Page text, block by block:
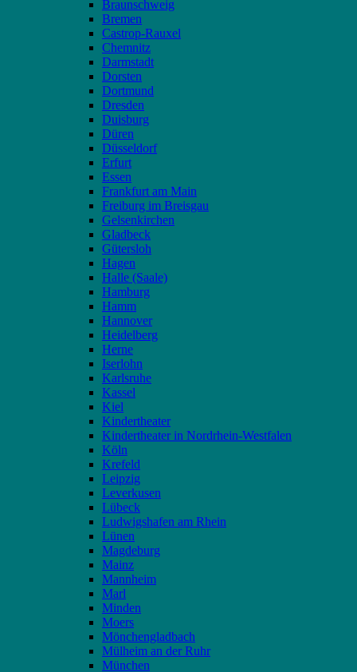
Braunschweig
Bremen
Castrop-Rauxel
Chemnitz
Darmstadt
Dorsten
Dortmund
Dresden
Duisburg
Düren
Düsseldorf
Erfurt
Essen
Frankfurt am Main
Freiburg im Breisgau
Gelsenkirchen
Gladbeck
Gütersloh
Hagen
Halle (Saale)
Hamburg
Hamm
Hannover
Heidelberg
Herne
Iserlohn
Karlsruhe
Kassel
Kiel
Kindertheater
Kindertheater in Nordrhein-Westfalen
Köln
Krefeld
Leipzig
Leverkusen
Lübeck
Ludwigshafen am Rhein
Lünen
Magdeburg
Mainz
Mannheim
Marl
Minden
Moers
Mönchengladbach
Mülheim an der Ruhr
München